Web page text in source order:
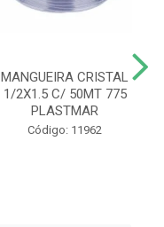
MANGUEIRA CRISTAL
1/2X1.5 C/ 50MT 775
PLASTMAR
Código: 11962